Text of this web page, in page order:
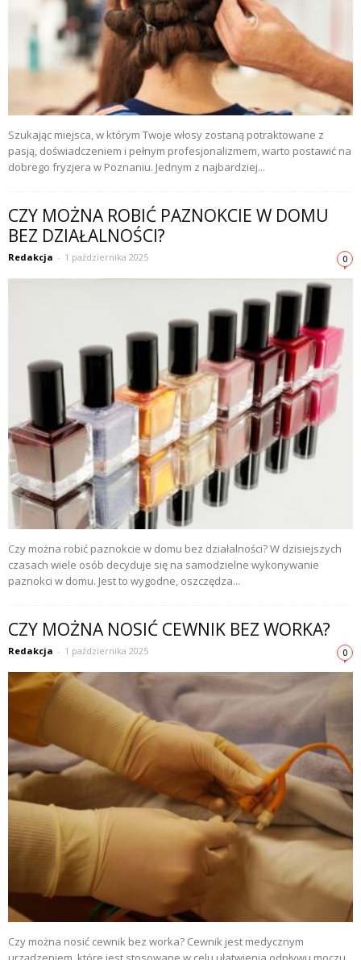
Szukając miejsca, w którym Twoje włosy zostaną potraktowane z
pasją, doświadczeniem i pełnym profesjonalizmem, warto postawić na
dobrego fryzjera w Poznaniu. Jednym z najbardziej...
CZY MOŻNA ROBIĆ PAZNOKCIE W DOMU
BEZ DZIAŁALNOŚCI?
Redakcja - 1 października 2025 0
Czy można robić paznokcie w domu bez działalności? W dzisiejszych
czasach wiele osób decyduje się na samodzielne wykonywanie
paznokci w domu. Jest to wygodne, oszczędza...
CZY MOŻNA NOSIĆ CEWNIK BEZ WORKA?
Redakcja - 1 października 2025 0
Czy można nosić cewnik bez worka? Cewnik jest medycznym